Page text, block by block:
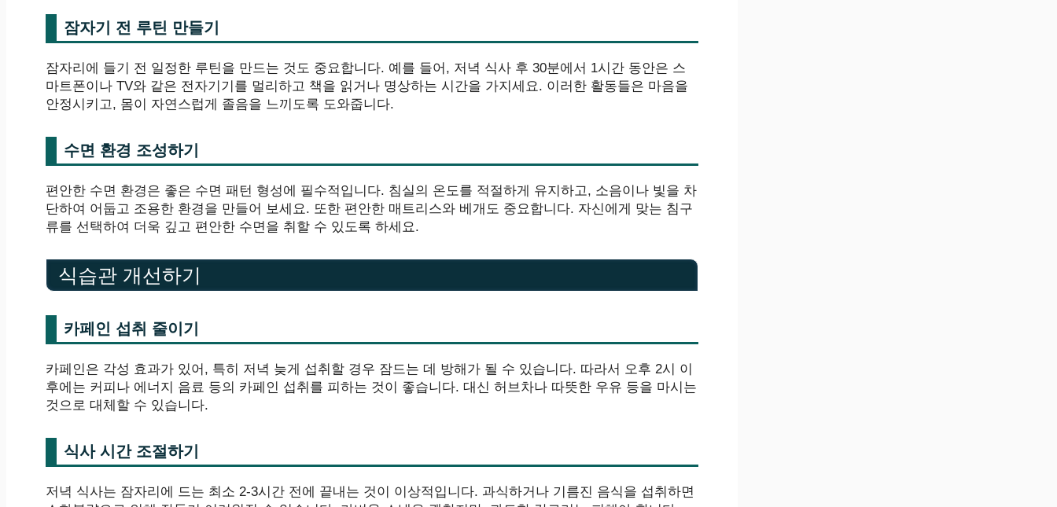
잠자기 전 루틴 만들기
잠자리에 들기 전 일정한 루틴을 만드는 것도 중요합니다. 예를 들어, 저녁 식사 후 30분에서 1시간 동안은 스
마트폰이나 TV와 같은 전자기기를 멀리하고 책을 읽거나 명상하는 시간을 가지세요. 이러한 활동들은 마음을
안정시키고, 몸이 자연스럽게 졸음을 느끼도록 도와줍니다.
수면 환경 조성하기
편안한 수면 환경은 좋은 수면 패턴 형성에 필수적입니다. 침실의 온도를 적절하게 유지하고, 소음이나 빛을 차
단하여 어둡고 조용한 환경을 만들어 보세요. 또한 편안한 매트리스와 베개도 중요합니다. 자신에게 맞는 침구
류를 선택하여 더욱 깊고 편안한 수면을 취할 수 있도록 하세요.
식습관 개선하기
카페인 섭취 줄이기
카페인은 각성 효과가 있어, 특히 저녁 늦게 섭취할 경우 잠드는 데 방해가 될 수 있습니다. 따라서 오후 2시 이
후에는 커피나 에너지 음료 등의 카페인 섭취를 피하는 것이 좋습니다. 대신 허브차나 따뜻한 우유 등을 마시는
것으로 대체할 수 있습니다.
식사 시간 조절하기
저녁 식사는 잠자리에 드는 최소 2-3시간 전에 끝내는 것이 이상적입니다. 과식하거나 기름진 음식을 섭취하면